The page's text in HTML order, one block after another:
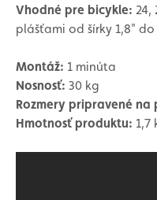
Vhodné pre bicykle: 24,
plášťami od šírky 1,8" do
Montáž: 1 minúta
Nosnosť: 30 kg
Rozmery pripravené na
Hmotnosť produktu: 1,7